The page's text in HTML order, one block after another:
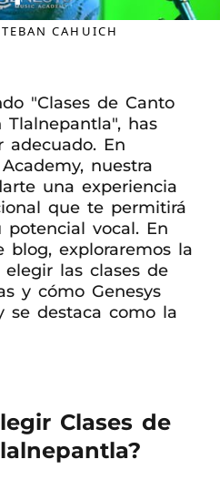
CAHUICH
"Clases de Canto
has
adecuado. En
nuestra
una experiencia
que te permitirá
vocal. En
blog, exploraremos la
las clases de
y cómo Genesys
se destaca como la
Clases de